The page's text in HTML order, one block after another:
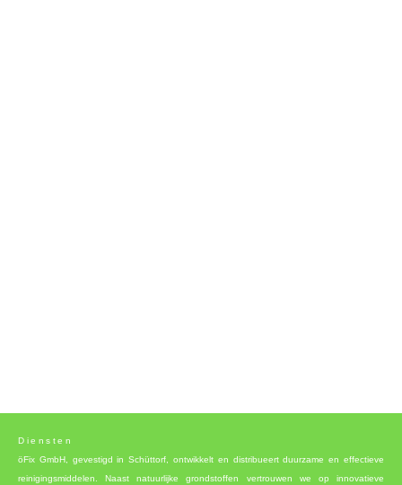
Diensten
öFix GmbH, gevestigd in Schüttorf, ontwikkelt en distribueert duurzame en effectieve
reinigingsmiddelen. Naast natuurlijke grondstoffen vertrouwen we op innovatieve